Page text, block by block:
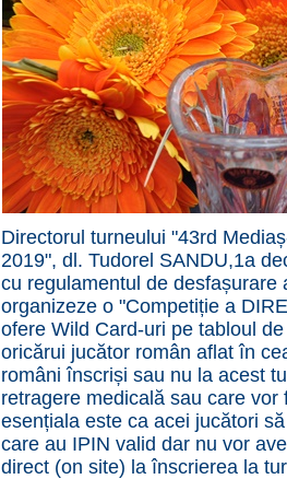
Directorul turneului "43rd
2019", dl. Tudorel SANDU,1a
cu regulamentul de
organizeze o "Competiție a
ofere Wild Card-uri pe tabloul
oricărui jucător român aflat în
români înscriși sau nu la acest
retragere medicală sau care
esențiala este ca acei jucători
care au IPIN valid dar nu vor
direct (on site) la înscrierea la